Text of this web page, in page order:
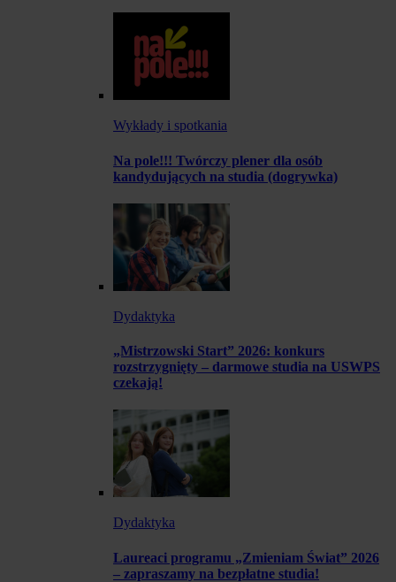
Wykłady i spotkania
Na pole!!! Twórczy plener dla osób
kandydujących na studia (dogrywka)
Dydaktyka
„Mistrzowski Start” 2026: konkurs
rozstrzygnięty – darmowe studia na USWPS
czekają!
Dydaktyka
Laureaci programu „Zmieniam Świat” 2026
– zapraszamy na bezpłatne studia!